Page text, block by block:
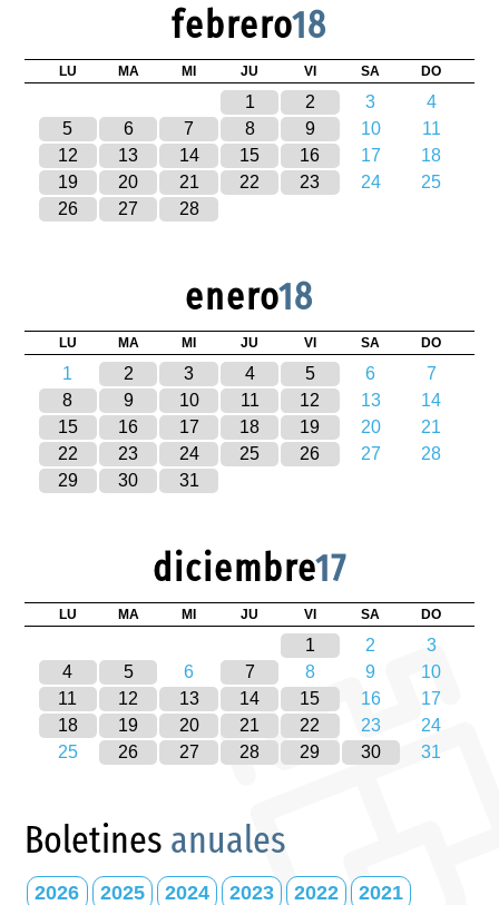
febrero18
LU MA MI JU VI SA DO
1 2 3
4
5
6 7 8 9 10
11
12
13 14 15 16 17
18
19
20 21 22 23 24
25
26
27 28
enero18
LU MA MI JU VI SA DO
1 2 3 4 5 6
7
8
9 10 11 12 13
14
15
16 17 18 19 20
21
22
23 24 25 26 27
28
29
30 31
diciembre17
LU MA MI JU VI SA DO
1 2
3
4
5 6 7 8 9
10
11
12 13 14 15 16
17
18
19 20 21 22 23
24
25
26 27 28 29 30 31
Boletines anuales
2026 2025 2024 2023 2022 2021